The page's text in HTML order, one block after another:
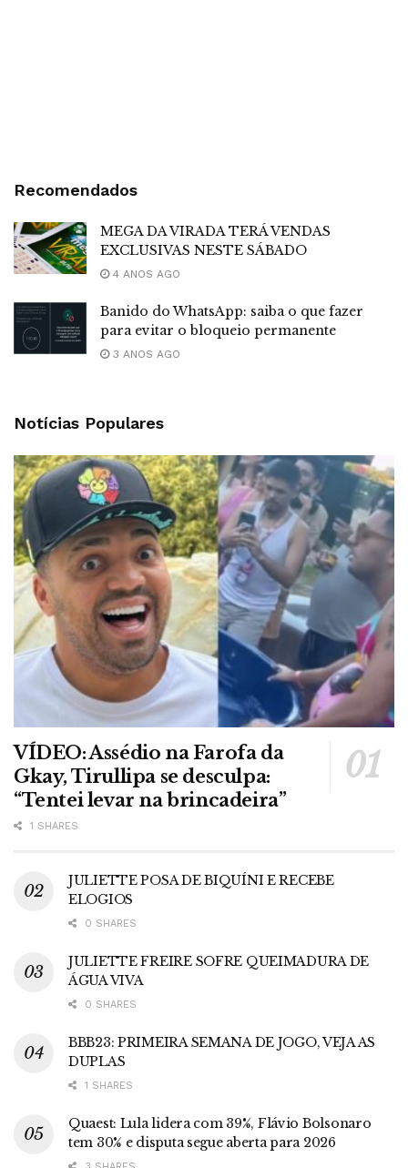
Recomendados
MEGA DA VIRADA TERÁ VENDAS
EXCLUSIVAS NESTE SÁBADO
4 ANOS AGO
Banido do WhatsApp: saiba o que fazer
para evitar o bloqueio permanente
3 ANOS AGO
Notícias Populares
VÍDEO: Assédio na Farofa da
Gkay, Tirullipa se desculpa:
“Tentei levar na brincadeira”
1 SHARES
JULIETTE POSA DE BIQUÍNI E RECEBE
ELOGIOS
0 SHARES
JULIETTE FREIRE SOFRE QUEIMADURA DE
ÁGUA VIVA
0 SHARES
BBB23: PRIMEIRA SEMANA DE JOGO, VEJA AS
DUPLAS
1 SHARES
Quaest: Lula lidera com 39%, Flávio Bolsonaro
tem 30% e disputa segue aberta para 2026